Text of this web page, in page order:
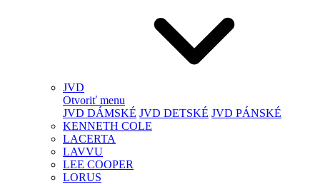
JVD
Otvoriť menu
JVD DÁMSKÉ JVD DETSKÉ JVD PÁNSKÉ
KENNETH COLE
LACERTA
LAVVU
LEE COOPER
LORUS